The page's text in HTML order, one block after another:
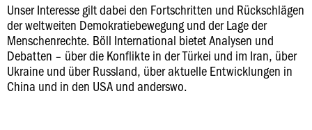
Unser Interesse gilt dabei den Fortschritten und Rückschlägen
der weltweiten Demokratiebewegung und der Lage der
Menschenrechte. Böll International bietet Analysen und
Debatten – über die Konflikte in der Türkei und im Iran, über
Ukraine und über Russland, über aktuelle Entwicklungen in
China und in den USA und anderswo.